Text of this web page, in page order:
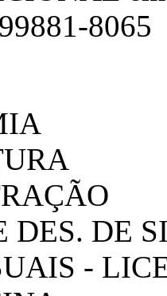
8065
DES. DE
-